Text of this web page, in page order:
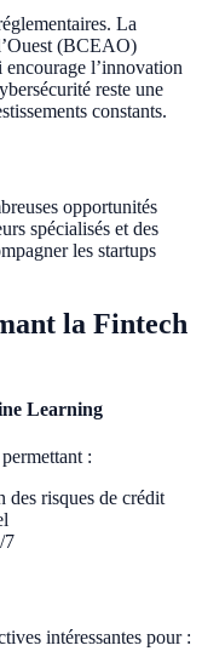
La
(BCEAO)
l’innovation
reste une
constants.
opportunités
spécialisés et des
les startups
la Fintech
Learning
:
des risques de crédit
7
intéressantes pour :